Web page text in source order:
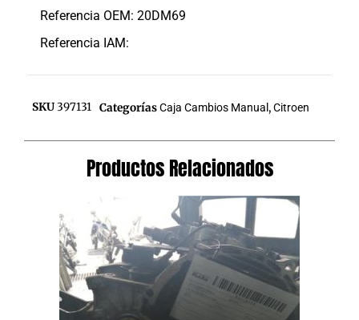
Referencia OEM: 20DM69
Referencia IAM:
SKU397131 CategoríasCaja Cambios Manual ,Citroen
Productos Relacionados